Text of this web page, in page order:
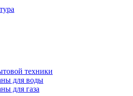
техники
для воды
для газа